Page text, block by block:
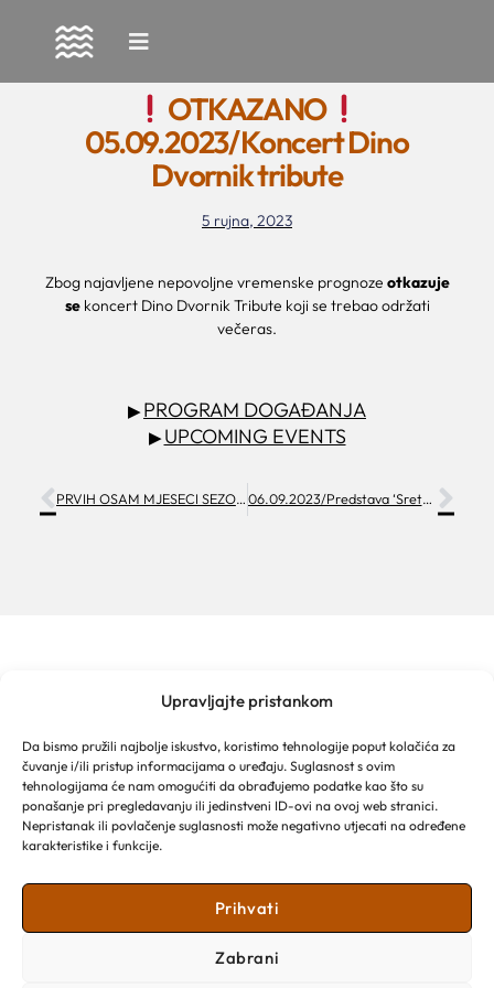
Upravljajte pristankom
Da bismo pružili najbolje iskustvo, koristimo tehnologije poput kolačića za
čuvanje i/ili pristup informacijama o uređaju. Suglasnost s ovim
tehnologijama će nam omogućiti da obrađujemo podatke kao što su
ponašanje pri pregledavanju ili jedinstveni ID-ovi na ovoj web stranici.
Nepristanak ili povlačenje suglasnosti može negativno utjecati na određene
karakteristike i funkcije.
Prihvati
Zabrani
to
OTKAZANO
05.09.2023/Koncert Dino
Dvornik tribute
5 rujna, 2023
Zbog najavljene nepovoljne vremenske prognoze otkazuje
se koncert Dino Dvornik Tribute koji se trebao održati
večeras.
▶PROGRAM DOGAĐANJA
▶UPCOMING EVENTS
PRVIH OSAM MJESECI SEZONE 2023. REKORDNO, KOLOVOZ BOLJI OD 2022., ALI NE I OD KOLOVOZA 2019.) 06.09.2023/Predstava ‘Sretna ne bila’
Franjevački put 2a
Obala kralja Tomislava 16
21 300 Makarska
Email: info@makarska-info.hr
Telefon: +385 21 612 002/+385 21 650 076